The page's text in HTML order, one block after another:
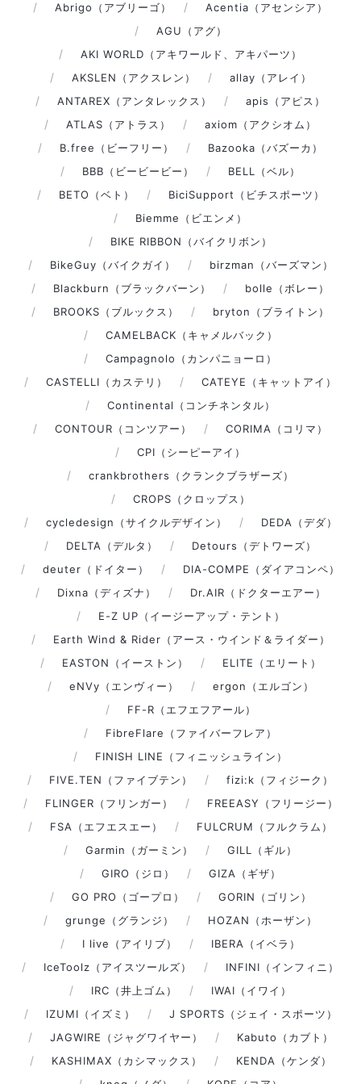
Abrigo（アブリーゴ）
Acentia（アセンシア）
AGU（アグ）
AKI WORLD（アキワールド、アキパーツ）
AKSLEN（アクスレン）
allay（アレイ）
ANTAREX（アンタレックス）
apis（アピス）
ATLAS（アトラス）
axiom（アクシオム）
B.free（ビーフリー）
Bazooka（バズーカ）
BBB（ビービービー）
BELL（ベル）
BETO（ベト）
BiciSupport（ビチスポーツ）
Biemme（ビエンメ）
BIKE RIBBON（バイクリボン）
BikeGuy（バイクガイ）
birzman（バーズマン）
Blackburn（ブラックバーン）
bolle（ボレー）
BROOKS（ブルックス）
bryton（ブライトン）
CAMELBACK（キャメルバック）
Campagnolo（カンパニョーロ）
CASTELLI（カステリ）
CATEYE（キャットアイ）
Continental（コンチネンタル）
CONTOUR（コンツアー）
CORIMA（コリマ）
CPI（シーピーアイ）
crankbrothers（クランクブラザーズ）
CROPS（クロップス）
cycledesign（サイクルデザイン）
DEDA（デダ）
DELTA（デルタ）
Detours（デトワーズ）
deuter（ドイター）
DIA-COMPE（ダイアコンペ）
Dixna（ディズナ）
Dr.AIR（ドクターエアー）
E-Z UP（イージーアップ・テント）
Earth Wind & Rider（アース・ウインド＆ライダー）
EASTON（イーストン）
ELITE（エリート）
eNVy（エンヴィー）
ergon（エルゴン）
FF-R（エフエフアール）
FibreFlare（ファイバーフレア）
FINISH LINE（フィニッシュライン）
FIVE.TEN（ファイブテン）
fizi:k（フィジーク）
FLINGER（フリンガー）
FREEASY（フリージー）
FSA（エフエスエー）
FULCRUM（フルクラム）
Garmin（ガーミン）
GILL（ギル）
GIRO（ジロ）
GIZA（ギザ）
GO PRO（ゴープロ）
GORIN（ゴリン）
grunge（グランジ）
HOZAN（ホーザン）
I live（アイリブ）
IBERA（イベラ）
IceToolz（アイスツールズ）
INFINI（インフィニ）
IRC（井上ゴム）
IWAI（イワイ）
IZUMI（イズミ）
J SPORTS（ジェイ・スポーツ）
JAGWIRE（ジャグワイヤー）
Kabuto（カブト）
KASHIMAX（カシマックス）
KENDA（ケンダ）